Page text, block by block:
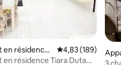
de 275 commentaires : 4,93
résidence ⋅
Évaluation
4,83 (189)
résidence Tiara Duta